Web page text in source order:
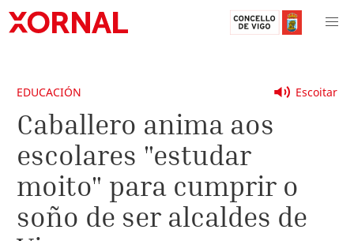
Escoitar
EDUCACIÓN
Caballero anima aos
escolares "estudar
moito" para cumprir o
soño de ser alcaldes de